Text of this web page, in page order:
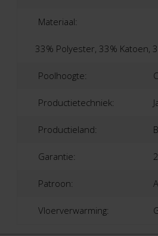
Materiaal:
33% Polyester, 33% Katoen,
Poolhoogte:
Productietechniek:
Productieland:
Garantie:
Patroon:
Vloerverwarming: